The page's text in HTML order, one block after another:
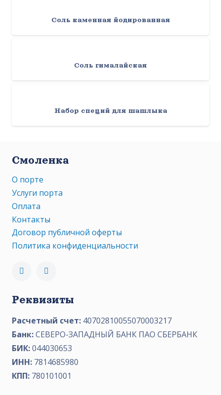
Соль каменная йодированная
Соль гималайская
Набор специй для шашлыка
Смоленка
О порте
Услуги порта
Оплата
Контакты
Договор публичной оферты
Политика конфиденциальности
Реквизиты
Расчетный счет: 40702810055070003217
Банк:СЕВЕРО-ЗАПАДНЫЙ БАНК ПАО СБЕРБАНК
БИК:044030653
ИНН: 7814685980
КПП: 780101001